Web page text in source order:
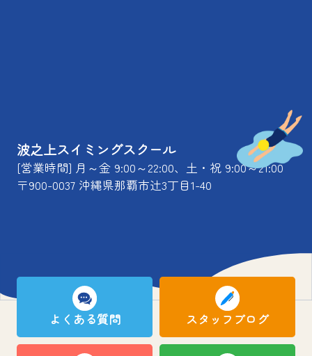
波之上スイミングスクール
[営業時間] 月～金 9:00～22:00、土・祝 9:00～21:00
〒900-0037 沖縄県那覇市辻3丁目1-40
よくある質問 スタッフブログ